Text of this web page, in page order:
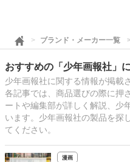
ブランド・メーカー一覧
おすすめの「少年画報社」
少年画報社に関する情報が掲載
各記事では、商品選びの際に押
ートや編集部が詳しく解説、少
います。少年画報社の製品を探
てください。
漫画